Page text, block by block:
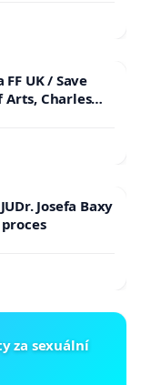
UK / Save
Charles
Josefa Baxy
za sexuální